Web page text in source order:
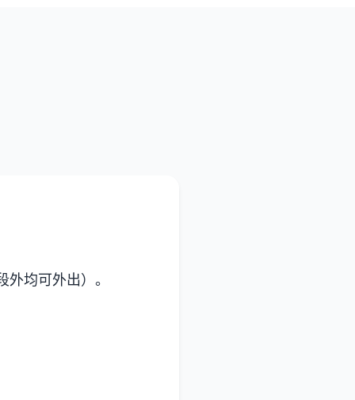
均可外出）。